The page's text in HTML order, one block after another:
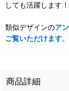
しても活躍します！
類似デザインのア
ご覧いただけます。
商品詳細